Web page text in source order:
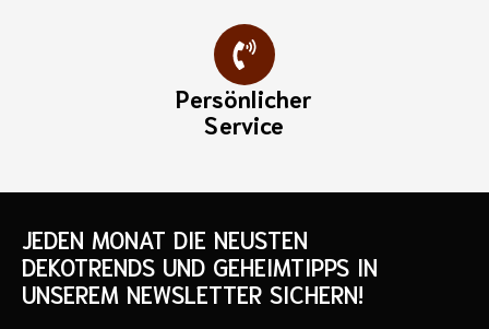
Persönlicher
Service
JEDEN MONAT DIE NEUSTEN
DEKOTRENDS UND GEHEIMTIPPS IN
UNSEREM NEWSLETTER SICHERN!